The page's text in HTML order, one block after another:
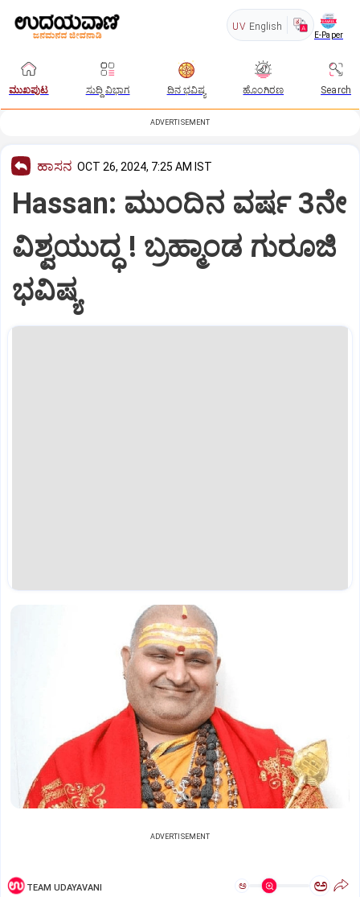
UV English
E-Paper
ಮುಖಪುಟ ಸುದ್ದಿ ವಿಭಾಗ ದಿನ ಭವಿಷ್ಯ ಹೊಂಗಿರಣ Search
ADVERTISEMENT
ಹಾಸನ OCT 26, 2024, 7:25 AM IST
Hassan: ಮುಂದಿನ ವರ್ಷ 3ನೇ
ವಿಶ್ವಯುದ್ಧ ! ಬ್ರಹ್ಮಾಂಡ ಗುರೂಜಿ
ಭವಿಷ್ಯ
ADVERTISEMENT
TEAM UDAYAVANI ಅ ಅ